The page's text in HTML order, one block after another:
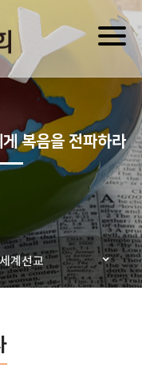
복음을 전파하라
세계선교